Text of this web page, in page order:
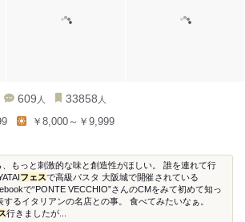
609 人 33858 人
￥8,000～￥9,999
、もっと刺激的な味と創造性がほしい。 誰を連れて行
フェスで高級パスタ 大阪城で開催されている
で“PONTE VECCHIO”さんのCMをみて初めて知っ
るイタリアンの名店との事。 食べてみたいなぁ。
行きましたが...